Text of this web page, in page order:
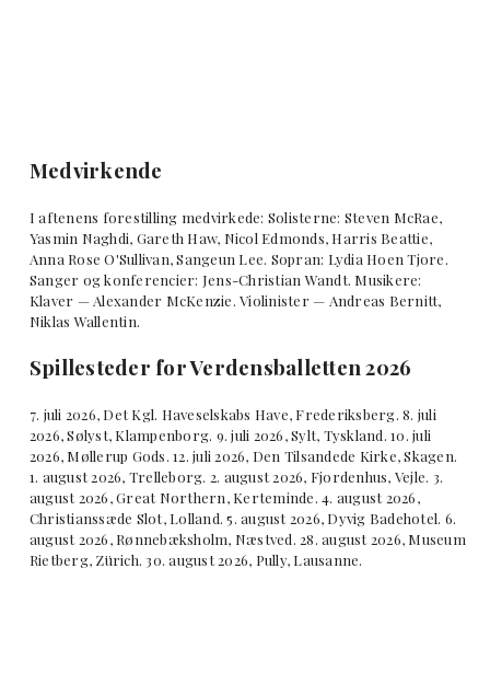
Medvirkende
I aftenens forestilling medvirkede: Solisterne: Steven McRae,
Yasmin Naghdi, Gareth Haw, Nicol Edmonds, Harris Beattie,
Anna Rose O'Sullivan, Sangeun Lee. Sopran: Lydia Hoen Tjore.
Sanger og konferencier: Jens-Christian Wandt. Musikere:
Klaver — Alexander McKenzie. Violinister — Andreas Bernitt,
Niklas Wallentin.
Spillesteder for Verdensballetten 2026
7. juli 2026, Det Kgl. Haveselskabs Have, Frederiksberg. 8. juli
2026, Sølyst, Klampenborg. 9. juli 2026, Sylt, Tyskland. 10. juli
2026, Møllerup Gods. 12. juli 2026, Den Tilsandede Kirke, Skagen.
1. august 2026, Trelleborg. 2. august 2026, Fjordenhus, Vejle. 3.
august 2026, Great Northern, Kerteminde. 4. august 2026,
Christianssæde Slot, Lolland. 5. august 2026, Dyvig Badehotel. 6.
august 2026, Rønnebæksholm, Næstved. 28. august 2026, Museum
Rietberg, Zürich. 30. august 2026, Pully, Lausanne.